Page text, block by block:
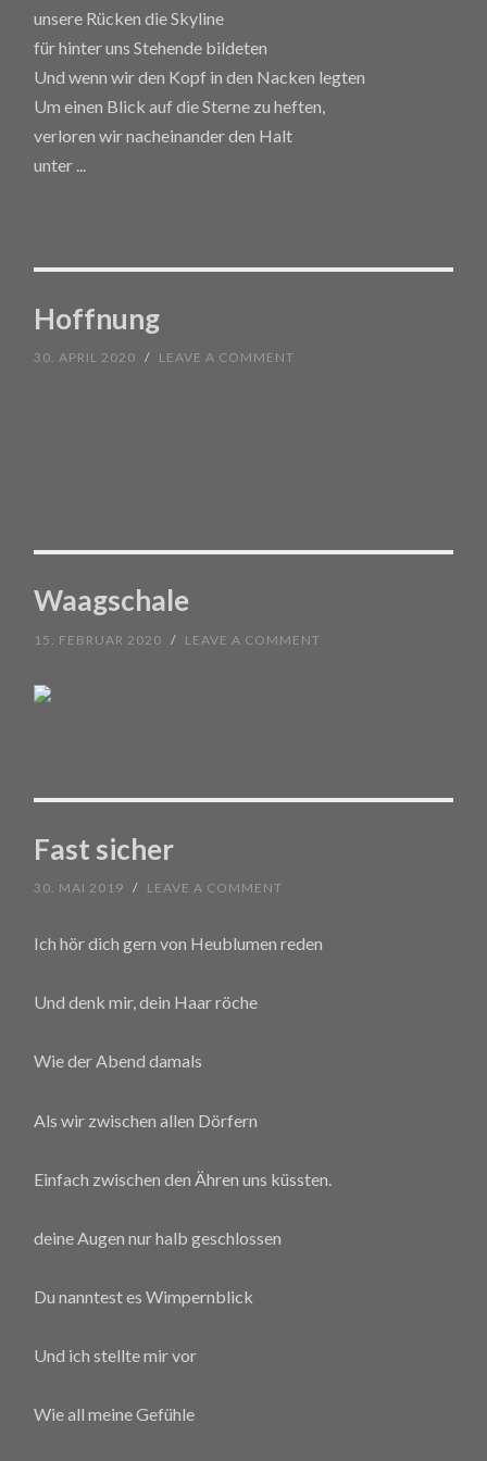
unsere Rücken die Skyline
für hinter uns Stehende bildeten
Und wenn wir den Kopf in den Nacken legten
Um einen Blick auf die Sterne zu heften,
verloren wir nacheinander den Halt
unter
Hoffnung
30. APRIL 2020 / LEAVE A COMMENT
Waagschale
15. FEBRUAR 2020 / LEAVE A COMMENT
Fast sicher
30. MAI 2019 / LEAVE A COMMENT
Ich hör dich gern von Heublumen reden
Und denk mir, dein Haar röche
Wie der Abend damals
Als wir zwischen allen Dörfern
Einfach zwischen den Ähren uns küssten.
deine Augen nur halb geschlossen
Du nanntest es Wimpernblick
Und ich stellte mir vor
Wie all meine Gefühle